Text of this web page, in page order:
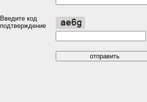
Введите код
подтверждение